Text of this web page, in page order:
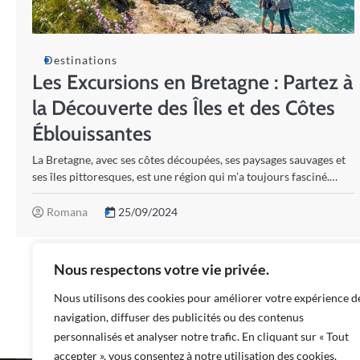
Nous respectons votre vie privée.
Nous utilisons des cookies pour améliorer votre expérience
navigation, diffuser des publicités ou des contenus
personnalisés et analyser notre trafic. En cliquant sur « Tout
accepter », vous consentez à notre utilisation des cookies.
Destinations
Les Excursions en Bretagne : Partez à
la Découverte des Îles et des Côtes
Éblouissantes
La Bretagne, avec ses côtes découpées, ses paysages sauvages et
ses îles pittoresques, est une région qui m’a toujours fasciné.…
Romana 25/09/2024